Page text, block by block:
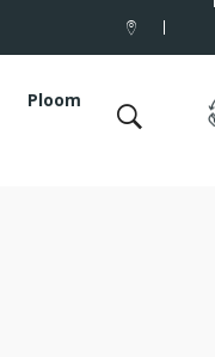
Ploom